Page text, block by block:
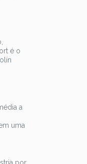
é o
a
uma